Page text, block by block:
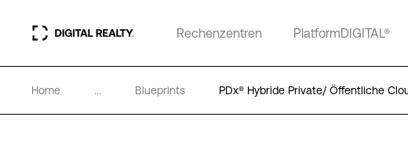
Rechenzentren PlatformDIGITAL®
Home ... Blueprints PDx® Hybride Private/ Öffentliche